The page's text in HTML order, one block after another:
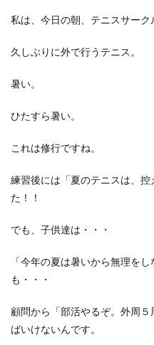
私は、今日の朝、テニスサーク
久しぶりに外で行うテニス。
暑い。
ひたすら暑い。
これは修行ですね。
練習後には「夏のテニスは、
た！！
でも、子供達は・・・
「今年の夏は暑いから無理を
も・・・
顧問から「部活やるぞ。外周
ばいけないんです。